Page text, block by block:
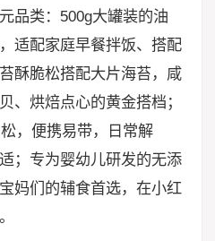
品类：500g大罐装的油
适配家庭早餐拌饭、搭配
酥脆松搭配大片海苔，咸
、烘焙点心的黄金搭档；
，便携易带，日常解
；专为婴幼儿研发的无添
妈们的辅食首选，在小红